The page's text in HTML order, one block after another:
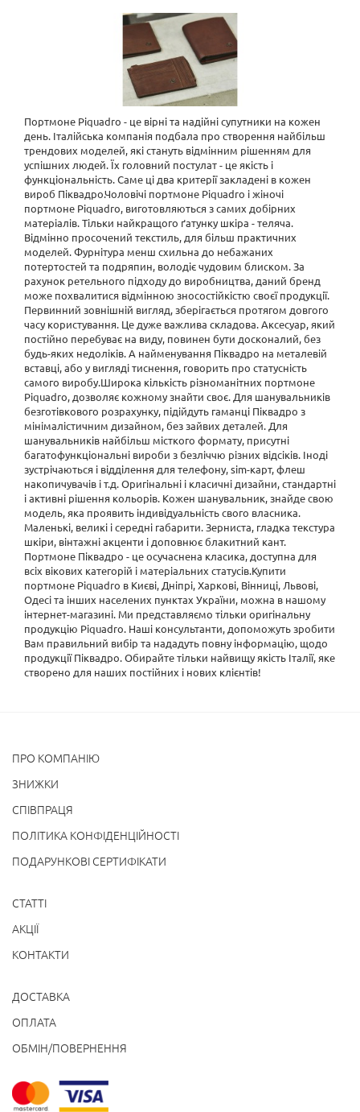
Портмоне Piquadro - це вірні та надійні супутники на кожен
день. Італійська компанія подбала про створення найбільш
трендових моделей, які стануть відмінним рішенням для
успішних людей. Їх головний постулат - це якість і
функціональність. Саме ці два критерії закладені в кожен
вироб Піквадро.Чоловічі портмоне Piquadro і жіночі
портмоне Piquadro, виготовляються з самих добірних
матеріалів. Тільки найкращого ґатунку шкіра - теляча.
Відмінно просочений текстиль, для більш практичних
моделей. Фурнітура менш схильна до небажаних
потертостей та подряпин, володіє чудовим блиском. За
рахунок ретельного підходу до виробництва, даний бренд
може похвалитися відмінною зносостійкістю своєї продукції.
Первинний зовнішній вигляд, зберігається протягом довгого
часу користування. Це дуже важлива складова. Аксесуар, який
постійно перебуває на виду, повинен бути досконалий, без
будь-яких недоліків. А найменування Піквадро на металевій
вставці, або у вигляді тиснення, говорить про статусність
самого виробу.Широка кількість різноманітних портмоне
Piquadro, дозволяє кожному знайти своє. Для шанувальників
безготівкового розрахунку, підійдуть гаманці Піквадро з
мінімалістичним дизайном, без зайвих деталей. Для
шанувальників найбільш місткого формату, присутні
багатофункціональні вироби з безліччю різних відсіків. Іноді
зустрічаються і відділення для телефону, sim-карт, флеш
накопичувачів і т.д. Оригінальні і класичні дизайни, стандартні
і активні рішення кольорів. Кожен шанувальник, знайде свою
модель, яка проявить індивідуальність свого власника.
Маленькі, великі і середні габарити. Зерниста, гладка текстура
шкіри, вінтажні акценти і доповнює блакитний кант.
Портмоне Піквадро - це осучаснена класика, доступна для
всіх вікових категорій і матеріальних статусів.Купити
портмоне Piquadro в Києві, Дніпрі, Харкові, Вінниці, Львові,
Одесі та інших населених пунктах України, можна в нашому
інтернет-магазині. Ми представляємо тільки оригінальну
продукцію Piquadro. Наші консультанти, допоможуть зробити
Вам правильний вибір та нададуть повну інформацію, щодо
продукції Піквадро. Обирайте тільки найвищу якість Італії, яке
створено для наших постійних і нових клієнтів!
ПРО КОМПАНІЮ
ЗНИЖКИ
СПІВПРАЦЯ
ПОЛІТИКА КОНФІДЕНЦІЙНОСТІ
ПОДАРУНКОВІ СЕРТИФІКАТИ
СТАТТІ
АКЦІЇ
КОНТАКТИ
ДОСТАВКА
ОПЛАТА
ОБМІН/ПОВЕРНЕННЯ